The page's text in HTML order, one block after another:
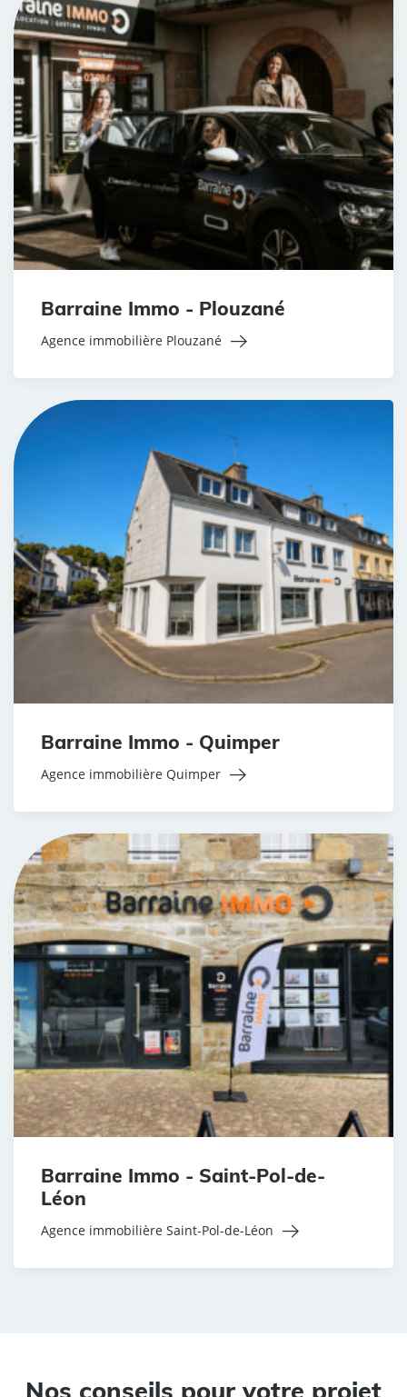
Barraine Immo - Plouzané
Agence immobilière Plouzané
Barraine Immo - Quimper
Agence immobilière Quimper
Barraine Immo - Saint-Pol-de-
Léon
Agence immobilière Saint-Pol-de-Léon
Nos conseils pour votre projet